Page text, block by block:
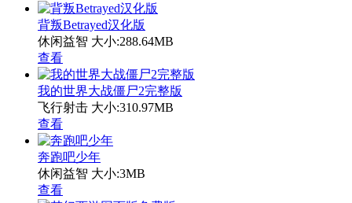
背叛Betrayed汉化版
休闲益智 大小:288.64MB
查看
我的世界大战僵尸2完整版
飞行射击 大小:310.97MB
查看
奔跑吧少年
休闲益智 大小:3MB
查看